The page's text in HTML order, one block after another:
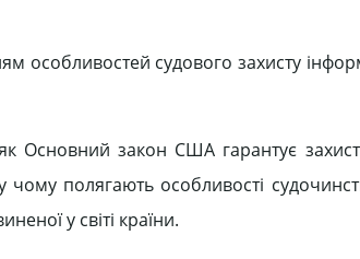
особливостей судового захисту
Основний закон США гарантує
чому полягають особливості
у світі країни.